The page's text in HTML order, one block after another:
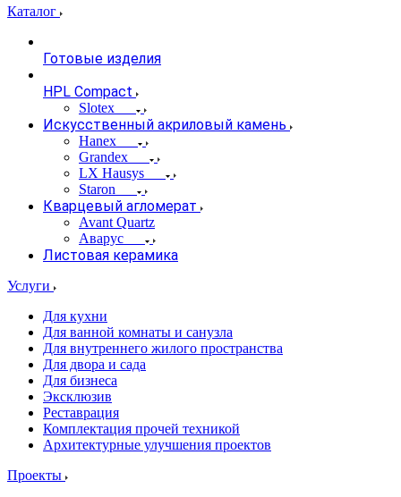
Каталог
Готовые изделия
HPL Compact
Slotex
Искусственный акриловый камень
Hanex
Grandex
LX Hausys
Staron
Кварцевый агломерат
Avant Quartz
Аварус
Листовая керамика
Услуги
Для кухни
Для ванной комнаты и санузла
Для внутреннего жилого пространства
Для двора и сада
Для бизнеса
Эксклюзив
Реставрация
Комплектация прочей техникой
Архитектурные улучшения проектов
Проекты